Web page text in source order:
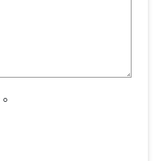
。